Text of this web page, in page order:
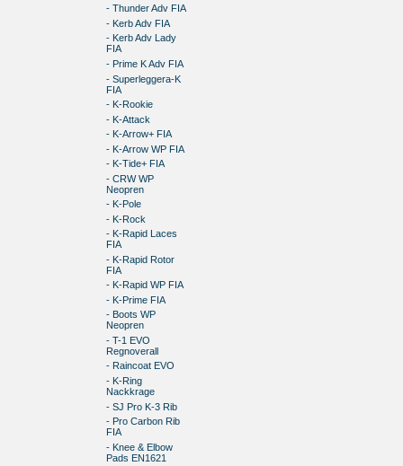
- Thunder Adv FIA
- Kerb Adv FIA
- Kerb Adv Lady
FIA
- Prime K Adv FIA
- Superleggera-K
FIA
- K-Rookie
- K-Attack
- K-Arrow+ FIA
- K-Arrow WP FIA
- K-Tide+ FIA
- CRW WP
Neopren
- K-Pole
- K-Rock
- K-Rapid Laces
FIA
- K-Rapid Rotor
FIA
- K-Rapid WP FIA
- K-Prime FIA
- Boots WP
Neopren
- T-1 EVO
Regnoverall
- Raincoat EVO
- K-Ring
Nackkrage
- SJ Pro K-3 Rib
- Pro Carbon Rib
FIA
- Knee & Elbow
Pads EN1621